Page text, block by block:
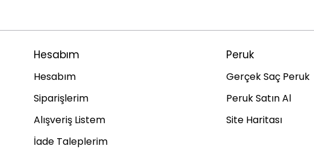
Hesabım
Hesabım
Siparişlerim
Alışveriş Listem
İade Taleplerim
Peruk
Gerçek Saç Peruk
Peruk Satın Al
Site Haritası